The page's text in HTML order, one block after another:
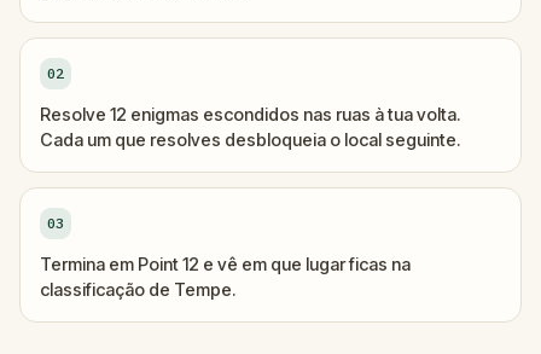
02
Resolve 12 enigmas escondidos nas ruas à tua volta.
Cada um que resolves desbloqueia o local seguinte.
03
Termina em Point 12 e vê em que lugar ficas na
classificação de Tempe.